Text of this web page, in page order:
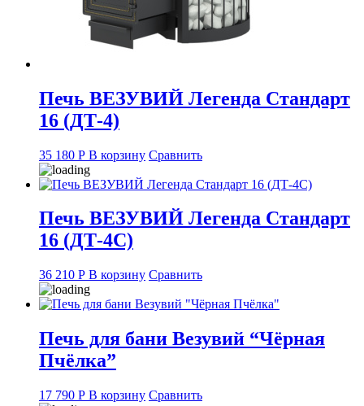
Печь ВЕЗУВИЙ Легенда Стандарт
16 (ДТ-4)
35 180 Р В корзину Сравнить
Печь ВЕЗУВИЙ Легенда Стандарт
16 (ДТ-4С)
36 210 Р В корзину Сравнить
Печь для бани Везувий “Чёрная
Пчёлка”
17 790 Р В корзину Сравнить